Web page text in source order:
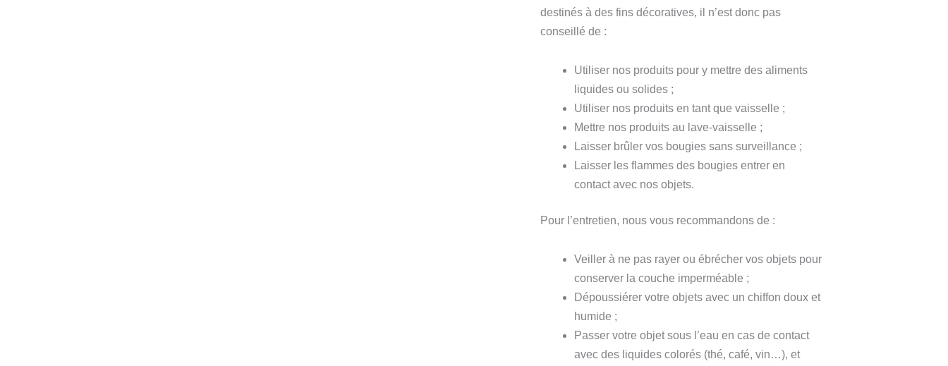
destinés à des fins décoratives, il n’est donc pas
conseillé de :
Utiliser nos produits pour y mettre des aliments
liquides ou solides ;
Utiliser nos produits en tant que vaisselle ;
Mettre nos produits au lave-vaisselle ;
Laisser brûler vos bougies sans surveillance ;
Laisser les flammes des bougies entrer en
contact avec nos objets.
Pour l’entretien, nous vous recommandons de :
Veiller à ne pas rayer ou ébrécher vos objets pour
conserver la couche imperméable ;
Dépoussiérer votre objets avec un chiffon doux et
humide ;
Passer votre objet sous l’eau en cas de contact
avec des liquides colorés (thé, café, vin…), et